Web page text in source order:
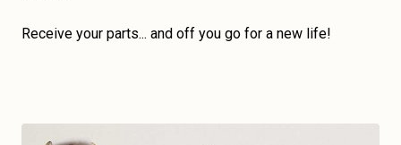
Receive your parts... and off you go for a new life!